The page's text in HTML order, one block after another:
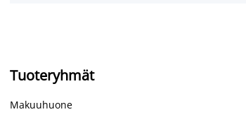
Tuoteryhmät
Makuuhuone